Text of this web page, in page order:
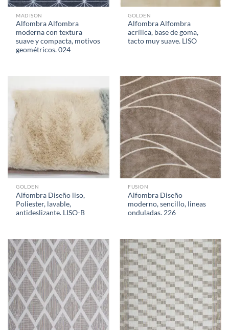
MADISON
Alfombra Alfombra
moderna con textura
suave y compacta, motivos
geométricos. 024
GOLDEN
Alfombra Alfombra
acrílica, base de goma,
tacto muy suave. LISO
GOLDEN
Alfombra Diseño liso,
Poliester, lavable,
antideslizante. LISO-B
FUSION
Alfombra Diseño
moderno, sencillo, lineas
onduladas. 226